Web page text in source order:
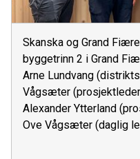
Skanska og Grand
byggetrinn 2 i Grand
Arne Lundvang
Vågsæter
Alexander Ytterland
Ove Vågsæter (daglig